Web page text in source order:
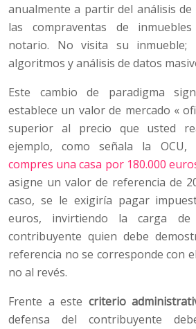
anualmente a partir del análisis
las compraventas de
notario. No visita su inmueble;
algoritmos y análisis de datos
Este cambio de paradigma
establece un valor de mercado «
superior al precio que usted
ejemplo, como señala la OCU,
compres una casa por 180.000
asigne un valor de referencia de
caso, se le exigiría pagar
euros, invirtiendo la carga
contribuyente quien debe
referencia no se corresponde con
no al revés.
Frente a este criterio
defensa del contribuyente